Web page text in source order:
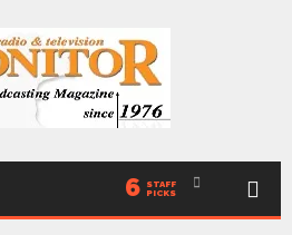
6 STAFF
PICKS